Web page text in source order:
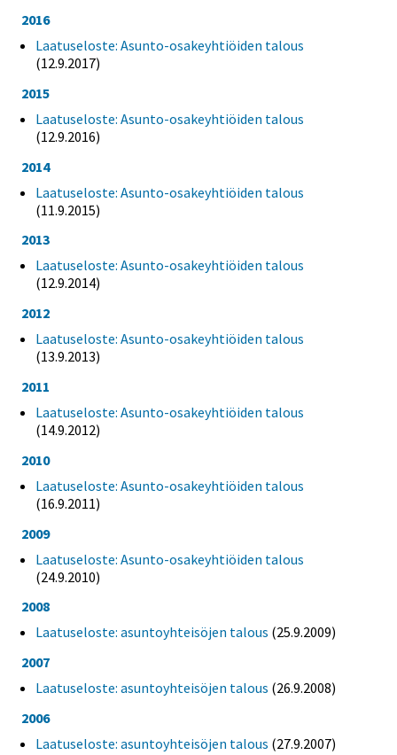
2016
Laatuseloste: Asunto-osakeyhtiöiden talous
(12.9.2017)
2015
Laatuseloste: Asunto-osakeyhtiöiden talous
(12.9.2016)
2014
Laatuseloste: Asunto-osakeyhtiöiden talous
(11.9.2015)
2013
Laatuseloste: Asunto-osakeyhtiöiden talous
(12.9.2014)
2012
Laatuseloste: Asunto-osakeyhtiöiden talous
(13.9.2013)
2011
Laatuseloste: Asunto-osakeyhtiöiden talous
(14.9.2012)
2010
Laatuseloste: Asunto-osakeyhtiöiden talous
(16.9.2011)
2009
Laatuseloste: Asunto-osakeyhtiöiden talous
(24.9.2010)
2008
Laatuseloste: asuntoyhteisöjen talous (25.9.2009)
2007
Laatuseloste: asuntoyhteisöjen talous (26.9.2008)
2006
Laatuseloste: asuntoyhteisöjen talous (27.9.2007)